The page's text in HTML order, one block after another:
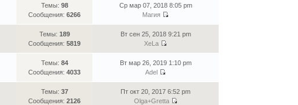
Темы: 98
Сообщения:6266
Ср мар 07, 2018 8:05 pm
Магия
Темы: 189
Сообщения:5819
Вт сен 25, 2018 9:21 pm
XeLa
Темы: 84
Сообщения:4033
Вт мар 26, 2019 1:10 pm
Adel
Темы: 37
Сообщения:2126
Пт окт 20, 2017 6:52 pm
Olga+Gretta